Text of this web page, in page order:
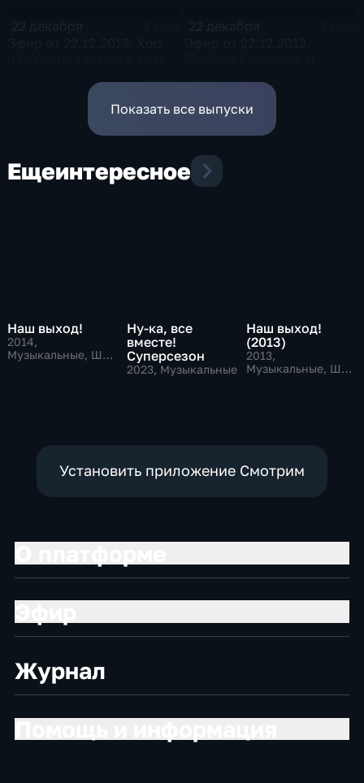
"Любовь "5 звезд""
Показать все выпуски
Ещеинтересное
Наш выход!
2014,
Музыкальные, Шоу
Ну-ка, все
вместе!
Суперсезон
2023, Музыкальные
Наш выход!
(2013)
2013,
Музыкальные, Шоу
Установить приложение Смотрим
Журнал